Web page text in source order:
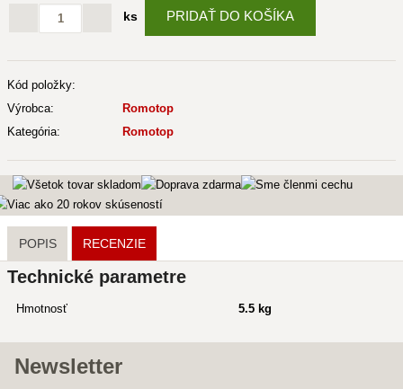
ks PRIDAŤ DO KOŠÍKA
Kód položky:
Výrobca:
Romotop
Kategória:
Romotop
POPIS RECENZIE
Technické parametre
Hmotnosť 5.5 kg
Newsletter